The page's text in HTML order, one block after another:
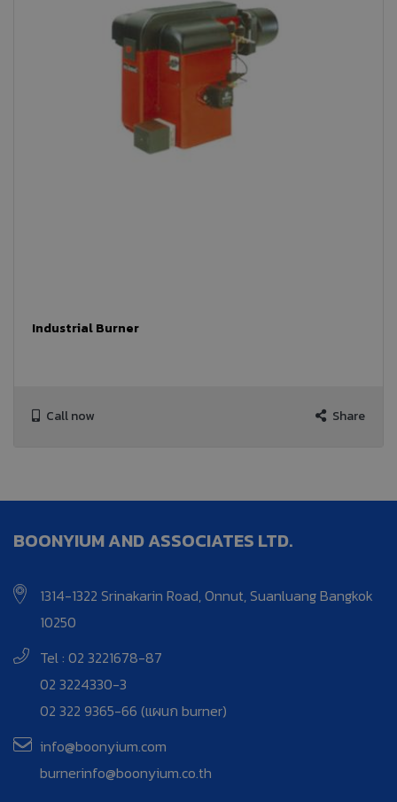
Industrial Burner
Call now Share
BOONYIUM AND ASSOCIATES LTD.
1314-1322 Srinakarin Road, Onnut, Suanluang Bangkok
10250
Tel : 02 3221678-87
02 3224330-3
02 322 9365-66 (แผนก burner)
info@boonyium.com
burnerinfo@boonyium.co.th